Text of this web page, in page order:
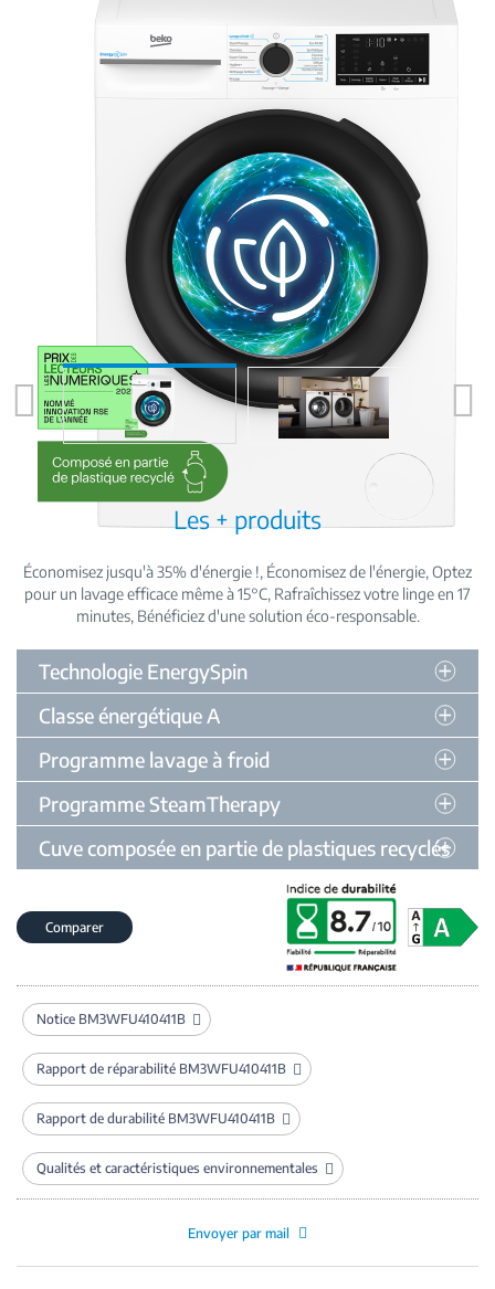
Previous
Les + produits
Économisez jusqu'à 35% d'énergie ! Économisez de l'énergie Optez
pour un lavage efficace même à 15°C Rafraîchissez votre linge en 17
minutes Bénéficiez d'une solution éco-responsable
Technologie EnergySpin
Classe énergétique A
Programme lavage à froid
Programme SteamTherapy
Cuve composée en partie de plastiques recyclés
Comparer
Notice BM3WFU410411B
Rapport de réparabilité BM3WFU410411B
Rapport de durabilité BM3WFU410411B
Qualités et caractéristiques environnementales
Envoyer par mail